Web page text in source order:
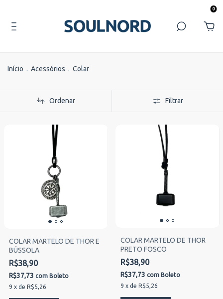
0
Início . Acessórios . Colar
Ordenar Filtrar
COLAR MARTELO DE THOR E
BÚSSOLA
R$38,90
R$37,73 com Boleto
9 x de R$5,26
COLAR MARTELO DE THOR
PRETO FOSCO
R$38,90
R$37,73 com Boleto
9 x de R$5,26